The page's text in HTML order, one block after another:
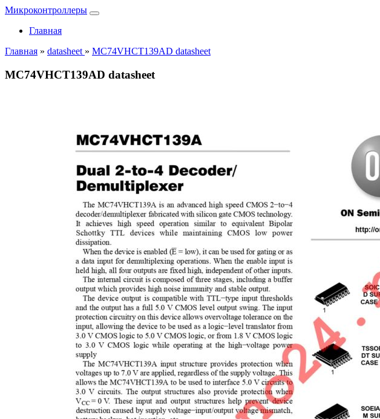
Микроконтроллеры
Главная
Главная » datasheet » MC74VHCT139AD datasheet
MC74VHCT139AD datasheet